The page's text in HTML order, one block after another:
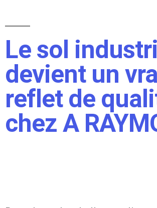
Le sol
devient un
reflet de
chez A